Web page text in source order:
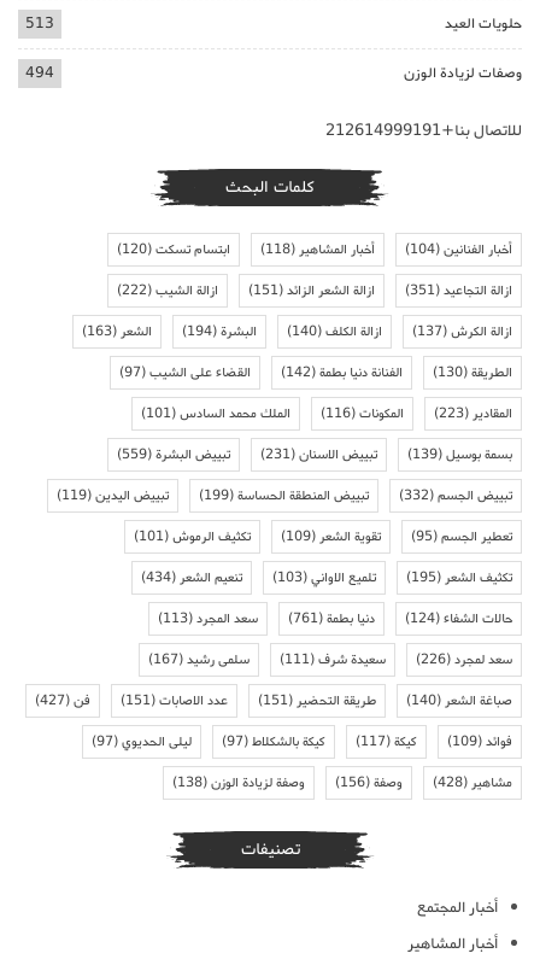
حلويات العيد 513
وصفات لزيادة الوزن 494
للاتصال بنا+212614999191
كلمات البحث
أخبار الفنانين(104) أخبار المشاهير(118) ابتسام تسكت(120)
ازالة التجاعيد(351) ازالة الشعر الزائد(151) ازالة الشيب(222)
ازالة الكرش(137) ازالة الكلف(140) البشرة(194) الشعر(163)
الطريقة(130) الفنانة دنيا بطمة(142) القضاء على الشيب(97)
المقادير(223) المكونات(116) الملك محمد السادس(101)
بسمة بوسيل(139) تبييض الاسنان(231) تبييض البشرة(559)
تبييض الجسم(332) تبييض المنطقة الحساسة(199) تبييض اليدين(119)
تعطير الجسم(95) تقوية الشعر(109) تكثيف الرموش(101)
تكثيف الشعر(195) تلميع الاواني(103) تنعيم الشعر(434)
حالات الشفاء(124) دنيا بطمة(761) سعد المجرد(113)
سعد لمجرد(226) سعيدة شرف(111) سلمى رشيد(167)
صباغة الشعر(140) طريقة التحضير(151) عدد الاصابات(151) فن(427)
فوائد(109) كيكة(117) كيكة بالشكلاط(97) ليلى الحديوي(97)
مشاهير(428) وصفة(156) وصفة لزيادة الوزن(138)
تصنيفات
أخبار المجتمع
أخبار المشاهير